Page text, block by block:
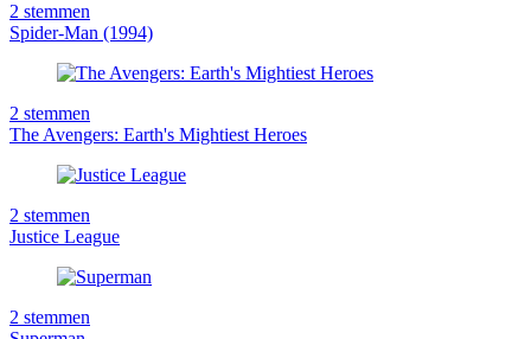
2 stemmen
Spider-Man (1994)
2 stemmen
The Avengers: Earth's Mightiest Heroes
2 stemmen
Justice League
2 stemmen